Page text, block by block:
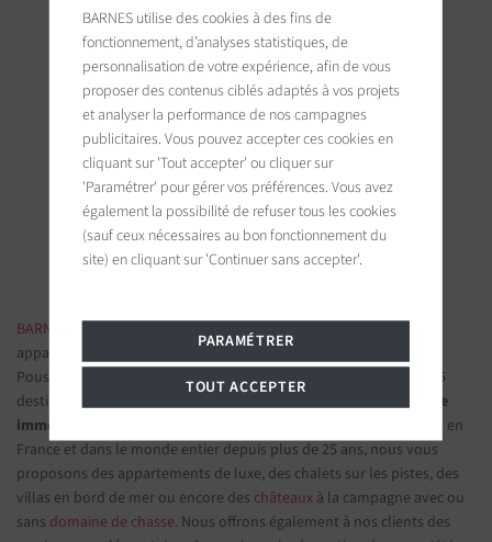
BARNES Saint-Tropez
9, avenue du 8 mai 1945
83990 Saint-Tropez, France
Suivez-nous sur les réseaux sociaux
BARNES IMMOBILIER DE LUXE - Les plus belles demeures et
appartements de prestige
Poussez la porte d'une de nosagences immobilières
parmi nos 75
destinations et confiez-nous vos projets d’investissement.Groupe
immobilier de prestige
spécialisé dans les propriétés d'exception en
France et dans le monde entier depuis plus de 25 ans, nous vous
proposons des appartements de luxe, des chalets sur les pistes, des
villas en bord de mer ou encore des châteaux à la campagne avec ou
sans domaine de chasse. Nous offrons également à nos clients des
BARNES utilise des cookies à des fins de
fonctionnement, d’analyses statistiques, de
personnalisation de votre expérience, afin de vous
proposer des contenus ciblés adaptés à vos projets
et analyser la performance de nos campagnes
publicitaires. Vous pouvez accepter ces cookies en
cliquant sur 'Tout accepter' ou cliquer sur
'Paramétrer' pour gérer vos préférences. Vous avez
également la possibilité de refuser tous les cookies
(sauf ceux nécessaires au bon fonctionnement du
site) en cliquant sur 'Continuer sans accepter'.
PARAMÉTRER
TOUT ACCEPTER